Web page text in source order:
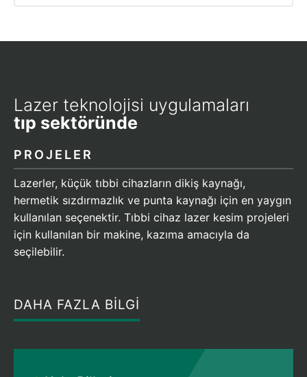
Lazer teknolojisi uygulamaları
tıp sektöründe
PROJELER
Lazerler, küçük tıbbi cihazların dikiş kaynağı,
hermetik sızdırmazlık ve punta kaynağı için en yaygın
kullanılan seçenektir. Tıbbi cihaz lazer kesim projeleri
için kullanılan bir makine, kazıma amacıyla da
seçilebilir.
DAHA FAZLA BILGI